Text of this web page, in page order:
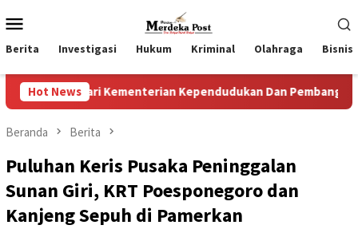
ke
kontenMobile
Berita Investigasi Hukum Kriminal Olahraga Bisnis
Hot News
Kementerian Kependudukan Dan Pembangunan Keluarga
Beranda Berita
Puluhan Keris Pusaka Peninggalan
Sunan Giri, KRT Poesponegoro dan
Kanjeng Sepuh di Pamerkan